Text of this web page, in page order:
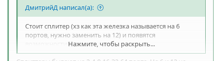
ДмитрийД написал(а):
Стоит сплитер (хз как эта железка называется на 6
портов, нужно заменить на 12) и появятся
Нажмите, чтобы раскрыть...